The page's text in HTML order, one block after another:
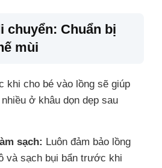
chuyển: Chuẩn bị
mùi
khi cho bé vào lồng sẽ giúp
ở khâu dọn dẹp sau
sạch: Luôn đảm bảo lồng
và sạch bụi bẩn trước khi